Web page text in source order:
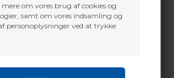
om vores brug af cookies og
samt om vores indsamling og
personoplysninger ved at trykke